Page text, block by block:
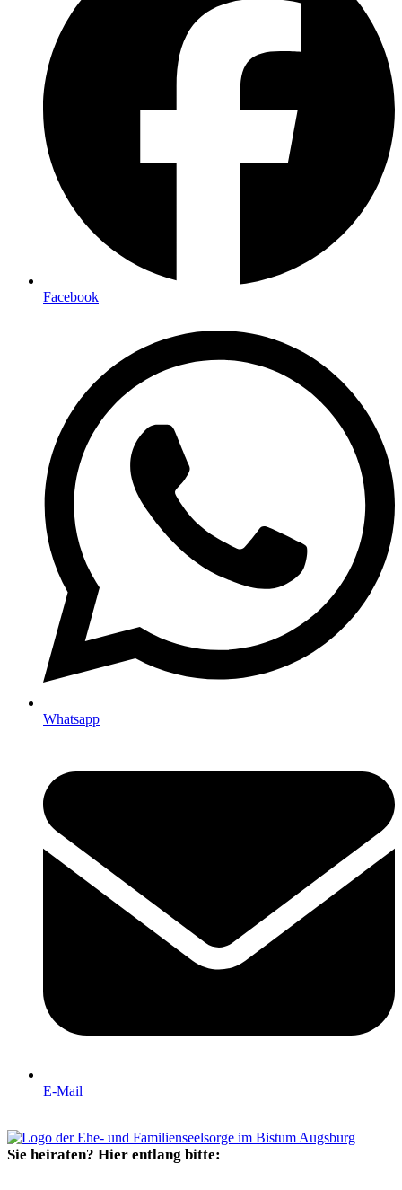
Facebook
Whatsapp
E-Mail
Sie heiraten? Hier entlang bitte: